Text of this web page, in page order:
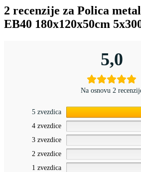
2 recenzije za Polica
EB40 180x120x50cm
5,0
Na osnovu 2
5 zvezdica
4 zvezdice
3 zvezdice
2 zvezdice
1 zvezdica